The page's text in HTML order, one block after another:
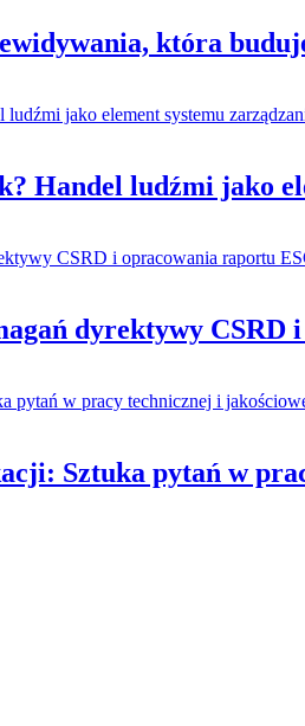
która
Handel ludźmi jako
dyrektywy CSRD
Sztuka pytań w